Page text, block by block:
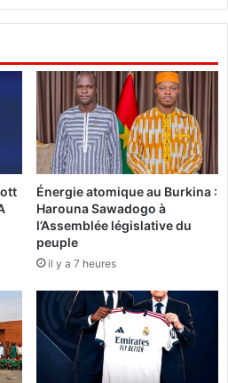
Énergie atomique au Burkina :
Harouna Sawadogo à
l’Assemblée législative du
peuple
il y a 7 heures